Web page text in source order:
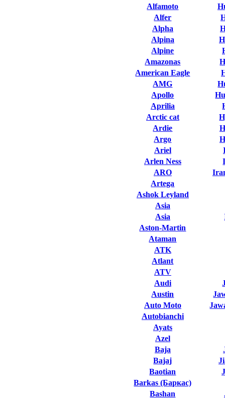
Alfamoto
Alfer
Alpha
Alpina
Alpine
Amazonas
American Eagle
AMG
Apollo
Aprilia
Arctic cat
Ardie
Argo
Ariel
Arlen Ness
ARO
Artega
Ashok Leyland
Asia
Asia
Aston-Martin
Ataman
ATK
Atlant
ATV
Audi
Austin
Auto Moto
Autobianchi
Ayats
Azel
Baja
Bajaj
Baotian
Barkas (Баркас)
Bashan